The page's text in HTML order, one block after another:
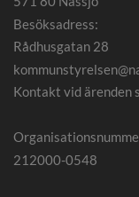
Besöksadress:
Rådhusgatan 28
Kontakt vid ärenden
212000-0548